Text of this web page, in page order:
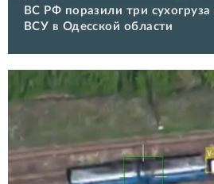
ВС РФ поразили три
ВСУ в Одесской области